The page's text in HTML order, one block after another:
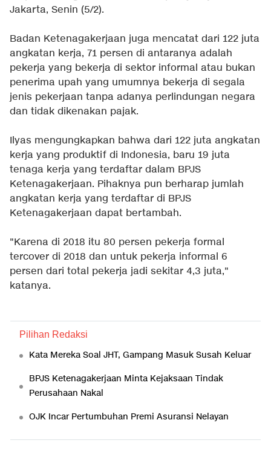
Jakarta, Senin (5/2).
Badan Ketenagakerjaan juga mencatat dari 122 juta
angkatan kerja, 71 persen di antaranya adalah
pekerja yang bekerja di sektor informal atau bukan
penerima upah yang umumnya bekerja di segala
jenis pekerjaan tanpa adanya perlindungan negara
dan tidak dikenakan pajak.
Ilyas mengungkapkan bahwa dari 122 juta angkatan
kerja yang produktif di Indonesia, baru 19 juta
tenaga kerja yang terdaftar dalam BPJS
Ketenagakerjaan. Pihaknya pun berharap jumlah
angkatan kerja yang terdaftar di BPJS
Ketenagakerjaan dapat bertambah.
"Karena di 2018 itu 80 persen pekerja formal
tercover di 2018 dan untuk pekerja informal 6
persen dari total pekerja jadi sekitar 4,3 juta,"
katanya.
Pilihan Redaksi
Kata Mereka Soal JHT, Gampang Masuk Susah Keluar
BPJS Ketenagakerjaan Minta Kejaksaan Tindak
Perusahaan Nakal
OJK Incar Pertumbuhan Premi Asuransi Nelayan